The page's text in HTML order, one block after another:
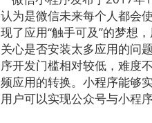
认为是微信未来每个人都会
现了应用“触手可及”的梦想
关心是否安装太多应用的问
序开发门槛相对较低，难度
频应用的转换。小程序能够
用户可以实现公众号与小程